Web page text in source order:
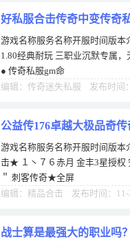
好私服合击传奇中变传奇
游戏名称服务名称开服时间版本
1.80经典耐玩 三职业沉默专属
● 传奇私服gm命
编辑：传奇迷失私服 发布时间
公益传176卓越大极品奇
游戏名称服务名称开服时间版本
击★ １丶７６赤月 金丰3星授权
＂ 刺客传奇★全屏
编辑：精品合击 发布时间：11-
战士算是最强大的职业吗